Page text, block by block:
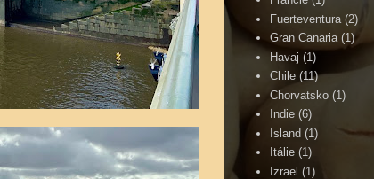
Fuerteventura (2)
Gran Canaria (1)
Havaj (1)
Chile (11)
Chorvatsko (1)
Indie (6)
Island (1)
Itálie (1)
Izrael (1)